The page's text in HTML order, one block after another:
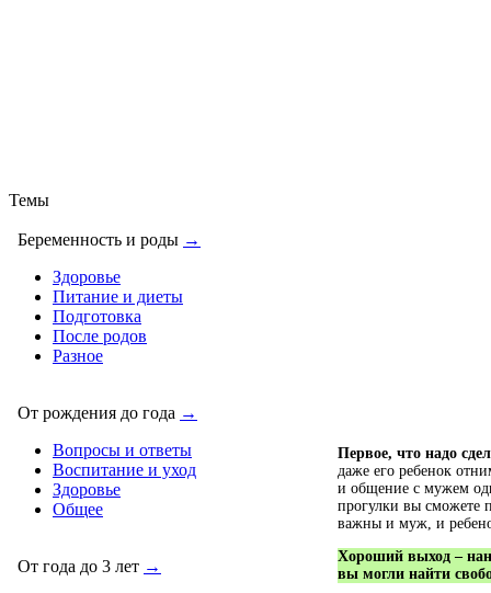
Темы
Беременность и роды →
Здоровье
Питание и диеты
Подготовка
После родов
Разное
От рождения до года →
Вопросы и ответы
Воспитание и уход
Здоровье
Общее
От года до 3 лет →
Первое, что надо
даже его ребенок
и общение с мужем
прогулки вы сможете
важны и муж, и
Хороший выход –
вы могли найти